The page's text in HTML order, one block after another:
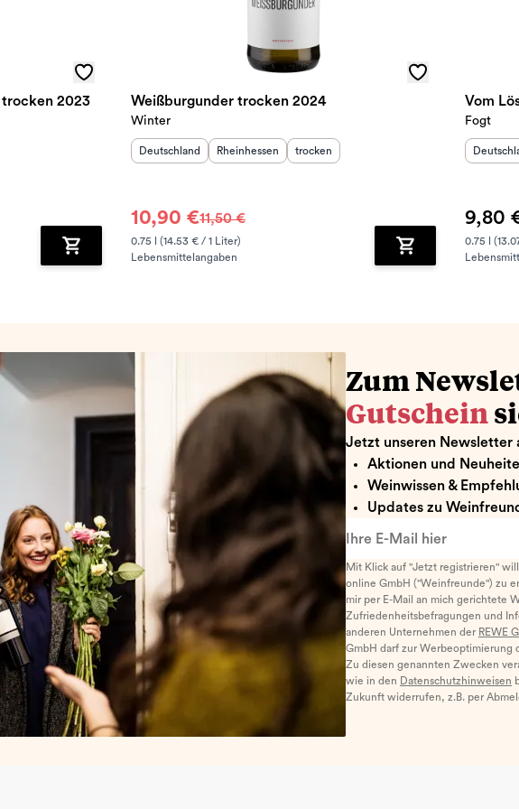
2023
Zum Warenkorb hinzufügen
Weißburgunder trocken 2024
Winter
Herkunftsland
Deutschland Herkunftsregion :
Rheinhessen Geschmack
trocken
10,90 €11,50 €
0.75 l (14.53 € / 1 Liter)
Lebensmittelangaben
Zum Warenkorb
Vom
Fogt
9,80
0.75 l
Zum
Gutschein
Jetzt unseren Newsletter
Aktionen und
Weinwissen &
Updates zu
Mit Klick auf "Jetzt registrieren"
online GmbH ("Weinfreunde") zu
mir per E-Mail an mich gerichtete
Zufriedenheitsbefragungen und
anderen Unternehmen der REWE
GmbH darf zur Werbeoptimierung
Zu diesen genannten Zwecken
wie in den Datenschutzhinweisen
Zukunft widerrufen, z.B. per